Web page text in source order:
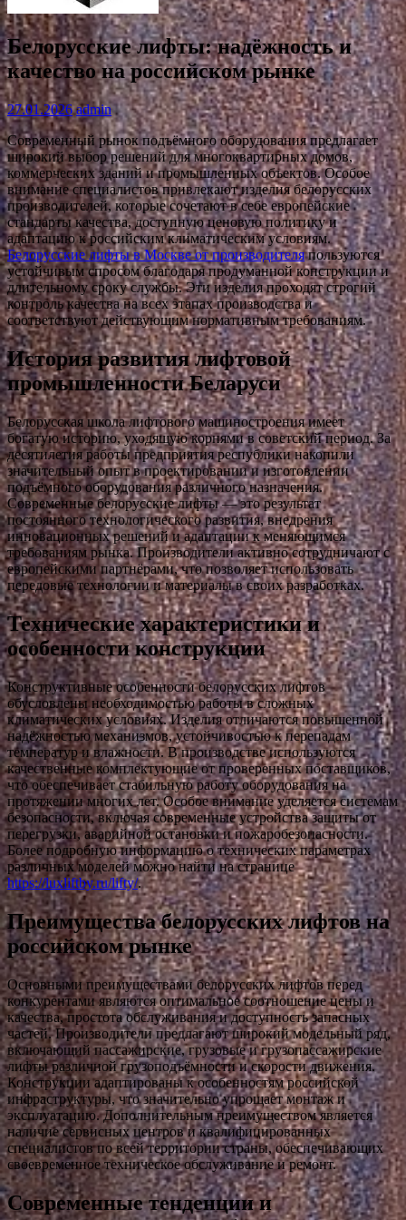
Белорусские лифты: надёжность и
качество на российском рынке
27.01.2026 admin
Современный рынок подъёмного оборудования предлагает
широкий выбор решений для многоквартирных домов,
коммерческих зданий и промышленных объектов. Особое
внимание специалистов привлекают изделия белорусских
производителей, которые сочетают в себе европейские
стандарты качества, доступную ценовую политику и
адаптацию к российским климатическим условиям.
Белорусские лифты в Москве от производителяпользуются
устойчивым спросом благодаря продуманной конструкции и
длительному сроку службы. Эти изделия проходят строгий
контроль качества на всех этапах производства и
соответствуют действующим нормативным требованиям.
История развития лифтовой
промышленности Беларуси
Белорусская школа лифтового машиностроения имеет
богатую историю, уходящую корнями в советский период. За
десятилетия работы предприятия республики накопили
значительный опыт в проектировании и изготовлении
подъёмного оборудования различного назначения.
Современные белорусские лифты — это результат
постоянного технологического развития, внедрения
инновационных решений и адаптации к меняющимся
требованиям рынка. Производители активно сотрудничают с
европейскими партнёрами, что позволяет использовать
передовые технологии и материалы в своих разработках.
Технические характеристики и
особенности конструкции
Конструктивные особенности белорусских лифтов
обусловлены необходимостью работы в сложных
климатических условиях. Изделия отличаются повышенной
надёжностью механизмов, устойчивостью к перепадам
температур и влажности. В производстве используются
качественные комплектующие от проверенных поставщиков,
что обеспечивает стабильную работу оборудования на
протяжении многих лет. Особое внимание уделяется системам
безопасности, включая современные устройства защиты от
перегрузки, аварийной остановки и пожаробезопасности.
Более подробную информацию о технических параметрах
различных моделей можно найти на странице
https://luxliftby.ru/lifty/.
Преимущества белорусских лифтов на
российском рынке
Основными преимуществами белорусских лифтов перед
конкурентами являются оптимальное соотношение цены и
качества, простота обслуживания и доступность запасных
частей. Производители предлагают широкий модельный ряд,
включающий пассажирские, грузовые и грузопассажирские
лифты различной грузоподъёмности и скорости движения.
Конструкции адаптированы к особенностям российской
инфраструктуры, что значительно упрощает монтаж и
эксплуатацию. Дополнительным преимуществом является
наличие сервисных центров и квалифицированных
специалистов по всей территории страны, обеспечивающих
своевременное техническое обслуживание и ремонт.
Современные тенденции и